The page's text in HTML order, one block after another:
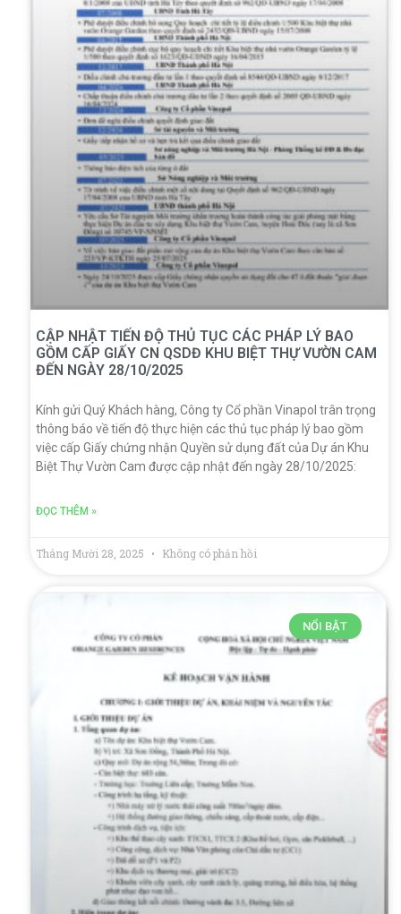
CẬP NHẬT TIẾN ĐỘ THỦ TỤC CÁC PHÁP LÝ BAO
GỒM CẤP GIẤY CN QSDĐ KHU BIỆT THỰ VƯỜN CAM
ĐẾN NGÀY 28/10/2025
Kính gửi Quý Khách hàng, Công ty Cổ phần Vinapol trân trọng
thông báo về tiến độ thực hiện các thủ tục pháp lý bao gồm
việc cấp Giấy chứng nhận Quyền sử dụng đất của Dự án Khu
Biệt Thự Vườn Cam được cập nhật đến ngày 28/10/2025:
ĐỌC THÊM »
Tháng Mười 28, 2025 Không có phản hồi
NỔI BẬT